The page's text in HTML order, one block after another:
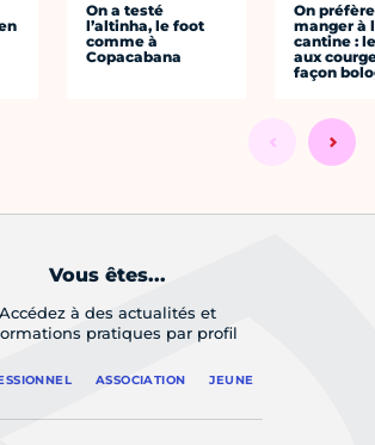
On a testé
l’altinha, le foot
comme à
Copacabana
On préfère
manger à
cantine :
aux
façon
Vous êtes...
Accédez à des actualités et
pratiques par profil
ASSOCIATION JEUNE